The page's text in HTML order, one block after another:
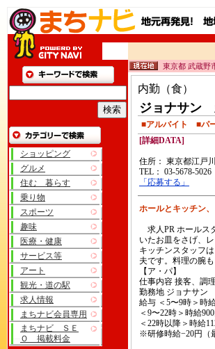
ショッピング
グルメ
住む 暮らす
乗り物
スポーツ
趣味
医療・健康
サービス等
アート
観光・道の駅
求人情報
まちナビ会員専用
まちナビ ＳＥ
Ｏ 掲載料金
東京都 武蔵野
内勤（食）
ジョナサン
■アルバイト ■パ
[詳細DATA]
住所： 東京都江戸
TEL： 03-5678-5026
「応募する」
ホールとキッチン
求人PR ホールス
いたお皿をさげ、
キッチンスタッフ
夫です。料理の腕
【ア・パ】
仕事内容 接客、調
勤務地 ジョナサン
給与 ＜5〜9時＞時
＜9〜22時＞時給
＜22時以降＞時給
※研修時給−20円（